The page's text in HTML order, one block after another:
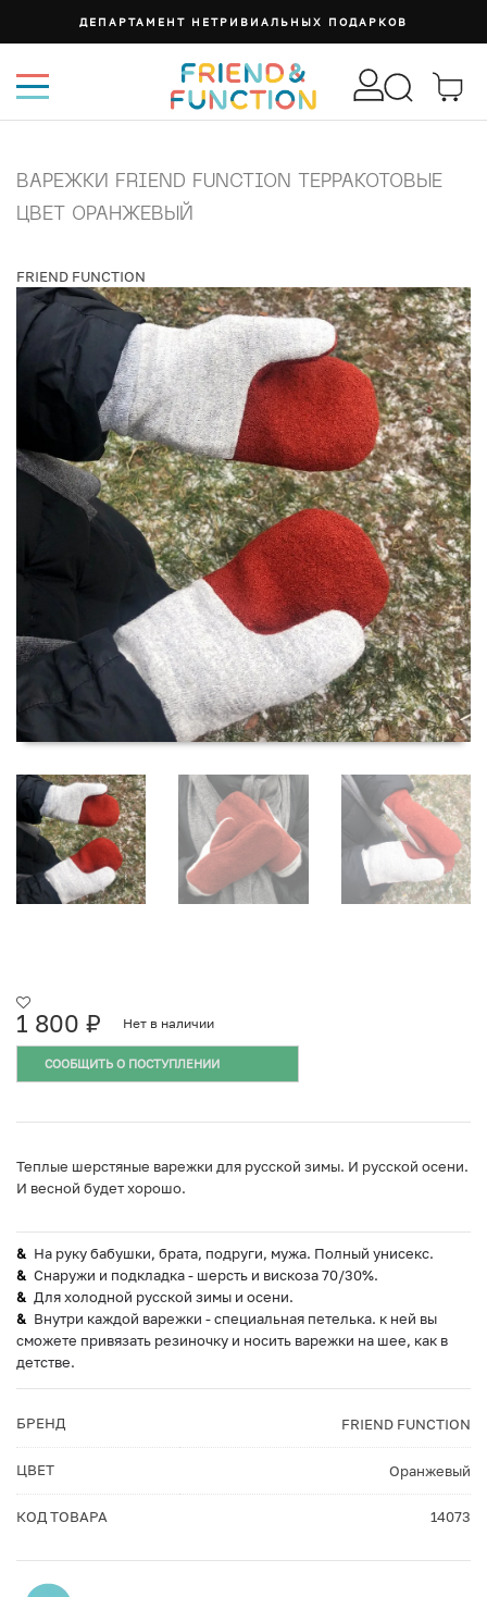
ДЕПАРТАМЕНТ НЕТРИВИАЛЬНЫХ ПОДАРКОВ
ВАРЕЖКИ FRIEND FUNCTION ТЕРРАКОТОВЫЕ
ЦВЕТ ОРАНЖЕВЫЙ
FRIEND FUNCTION
1 800 ₽ Нет в наличии
СООБЩИТЬ О ПОСТУПЛЕНИИ
Теплые шерстяные варежки для русской зимы. И русской осени.
И весной будет хорошо.
На руку бабушки, брата, подруги, мужа. Полный унисекс.
Снаружи и подкладка - шерсть и вискоза 70/30%.
Для холодной русской зимы и осени.
Внутри каждой варежки - специальная петелька. к ней вы
сможете привязать резиночку и носить варежки на шее, как в
детстве.
БРЕНД FRIEND FUNCTION
ЦВЕТ Оранжевый
КОД ТОВАРА 14073